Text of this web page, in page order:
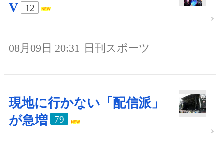
V
12
08月09日 20:31 日刊スポーツ
現地に行かない「配信派」
が急増
79